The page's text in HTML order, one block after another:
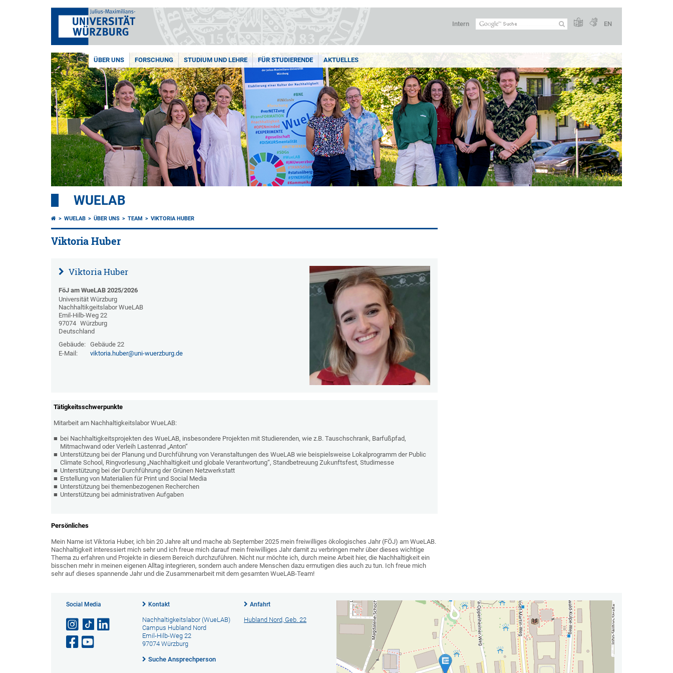
Intern EN
ÜBER UNS FORSCHUNG STUDIUM UND LEHRE FÜR STUDIERENDE AKTUELLES
WUELAB
WUELAB ÜBER UNS TEAM VIKTORIA HUBER
Viktoria Huber
Viktoria Huber
FöJ am WueLAB 2025/2026
Universität Würzburg
Nachhaltikgeitslabor WueLAB
Emil-Hilb-Weg 22
97074 Würzburg
Deutschland
Gebäude: Gebäude 22
E-Mail:
viktoria.huber@uni-wuerzburg.de
Tätigkeitsschwerpunkte
Mitarbeit am Nachhaltigkeitslabor WueLAB:
bei Nachhaltigkeitsprojekten des WueLAB, insbesondere Projekten mit Studierenden, wie z.B. Tauschschrank, Barfußpfad,
Mitmachwand oder Verleih Lastenrad „Anton“
Unterstützung bei der Planung und Durchführung von Veranstaltungen des WueLAB wie beispielsweise Lokalprogramm der Public
Climate School, Ringvorlesung „Nachhaltigkeit und globale Verantwortung“, Standbetreuung Zukunftsfest, Studimesse
Unterstützung bei der Durchführung der Grünen Netzwerkstatt
Erstellung von Materialien für Print und Social Media
Unterstützung bei themenbezogenen Recherchen
Unterstützung bei administrativen Aufgaben
Persönliches
Mein Name ist Viktoria Huber, ich bin 20 Jahre alt und mache ab September 2025 mein freiwilliges ökologisches Jahr (FÖJ) am WueLAB.
Nachhaltigkeit interessiert mich sehr und ich freue mich darauf mein freiwilliges Jahr damit zu verbringen mehr über dieses wichtige
Thema zu erfahren und Projekte in diesem Bereich durchzuführen. Nicht nur möchte ich, durch meine Arbeit hier, die Nachhaltigkeit ein
bisschen mehr in meinen eigenen Alltag integrieren, sondern auch andere Menschen dazu ermutigen dies auch zu tun. Ich freue mich
sehr auf dieses spannende Jahr und die Zusammenarbeit mit dem gesamten WueLAB-Team!
Social Media Kontakt
Nachhaltigkeitslabor (WueLAB)
Campus Hubland Nord
Emil-Hilb-Weg 22
97074 Würzburg
Suche Ansprechperson
Anfahrt
Hubland Nord, Geb. 22